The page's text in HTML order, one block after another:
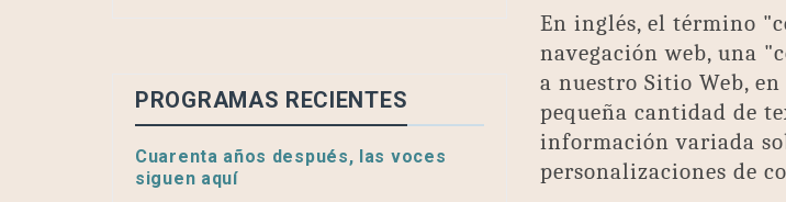
En inglés, el término
navegación web, una
a nuestro Sitio Web,
pequeña cantidad de
información variada
personalizaciones de
PROGRAMAS RECIENTES
Cuarenta años después, las voces
siguen aquí